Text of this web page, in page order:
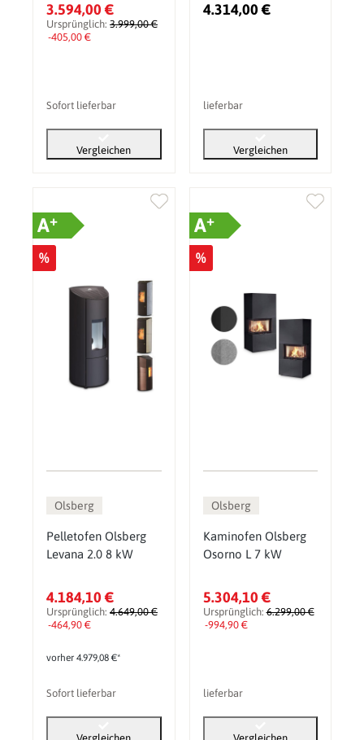
3.594,00 €
Ursprünglich: 3.999,00 €
-405,00 €
Sofort lieferbar
Vergleichen
4.314,00 €
lieferbar
Vergleichen
A+
%
Olsberg
Pelletofen Olsberg
Levana 2.0 8 kW
4.184,10 €
Ursprünglich: 4.649,00 €
-464,90 €
vorher 4.979,08 €*
Sofort lieferbar
A+
%
Olsberg
Kaminofen Olsberg
Osorno L 7 kW
5.304,10 €
Ursprünglich:6.299,00 €
-994,90 €
lieferbar